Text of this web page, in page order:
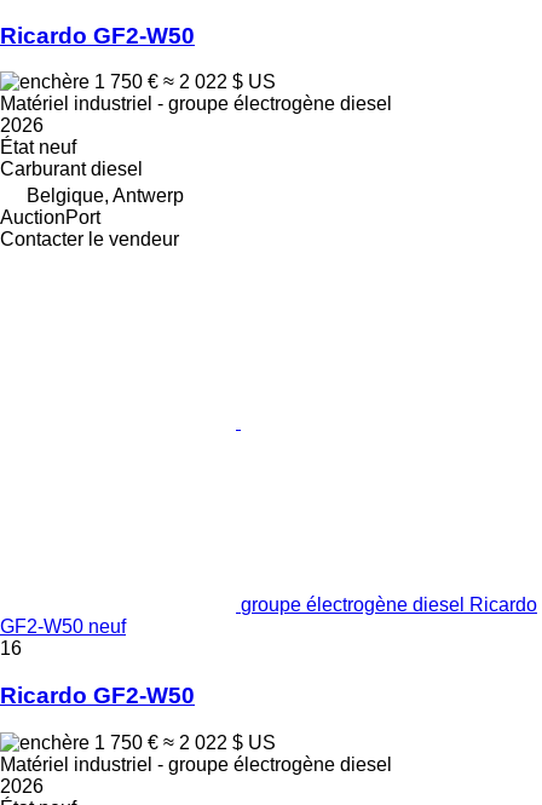
Ricardo GF2-W50
1 750 € ≈ 2 022 $ US
Matériel industriel - groupe électrogène diesel
2026
Étatneuf
Carburant diesel
Belgique, Antwerp
AuctionPort
Contacter le vendeur
groupe électrogène diesel Ricardo
GF2-W50 neuf
16
Ricardo GF2-W50
1 750 € ≈ 2 022 $ US
Matériel industriel - groupe électrogène diesel
2026